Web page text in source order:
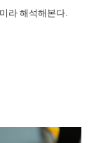
라 해석해본다.